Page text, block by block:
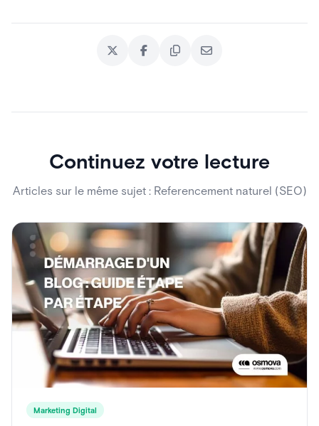
Continuez votre lecture
Articles sur le même sujet : Referencement naturel (SEO)
Marketing Digital